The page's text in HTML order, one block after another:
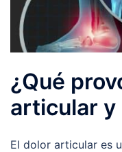
¿Qué
articular y
El dolor articular es